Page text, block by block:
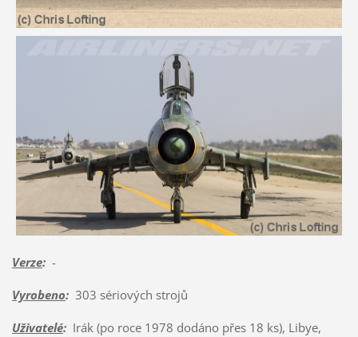
Verze:-
Vyrobeno:303 sériových strojů
Uživatelé:Irák (po roce 1978 dodáno přes 18 ks), Libye,